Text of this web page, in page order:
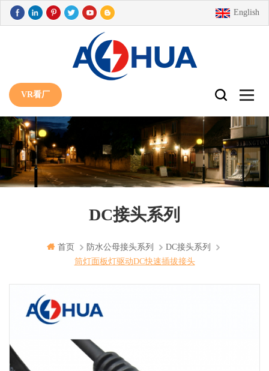
English
VR看厂
DC接头系列
首页 防水公母接头系列
DC接头系列
筒灯面板灯驱动DC快速插拔接头